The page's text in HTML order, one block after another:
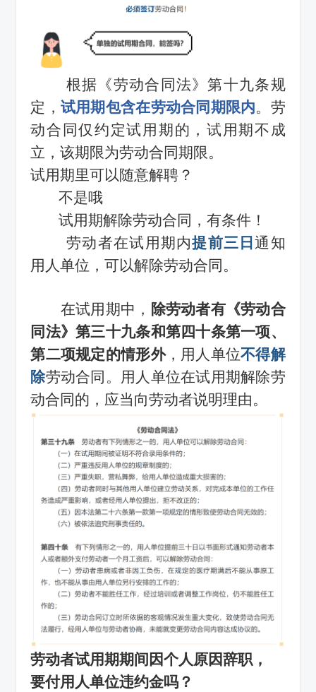
根据《劳动合同法》第十九条规
定， 试用期包含在劳动合同期限内。劳
动合同仅约定试用期的，试用期不成
立，该期限为劳动合同期限。
试用期里可以随意解聘？
不是哦
试用期解除劳动合同，有条件！
劳动者在试用期内提前三日通知
用人单位，可以解除劳动合同。
在试用期中， 除劳动者有《劳动合
同法》第三十九条和第四十条第一项、
第二项规定的情形外，用人单位不得解
除劳动合同。用人单位在试用期解除劳
动合同的，应当向劳动者说明理由。
劳动者试用期期间因个人原因辞职，
要付用人单位违约金吗？